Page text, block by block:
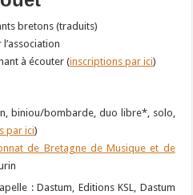
bretons (traduits)
à écouter (inscriptions par ici)
biniou/bombarde, duo libre*, solo,
par ici)
de Bretagne de Musique et de
: Dastum, Editions KSL, Dastum